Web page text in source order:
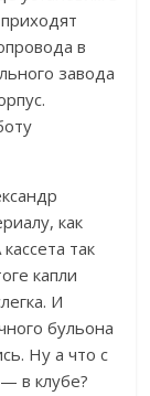
в
завода
как
так
капли
И
бульона
Ну а что с
в клубе?